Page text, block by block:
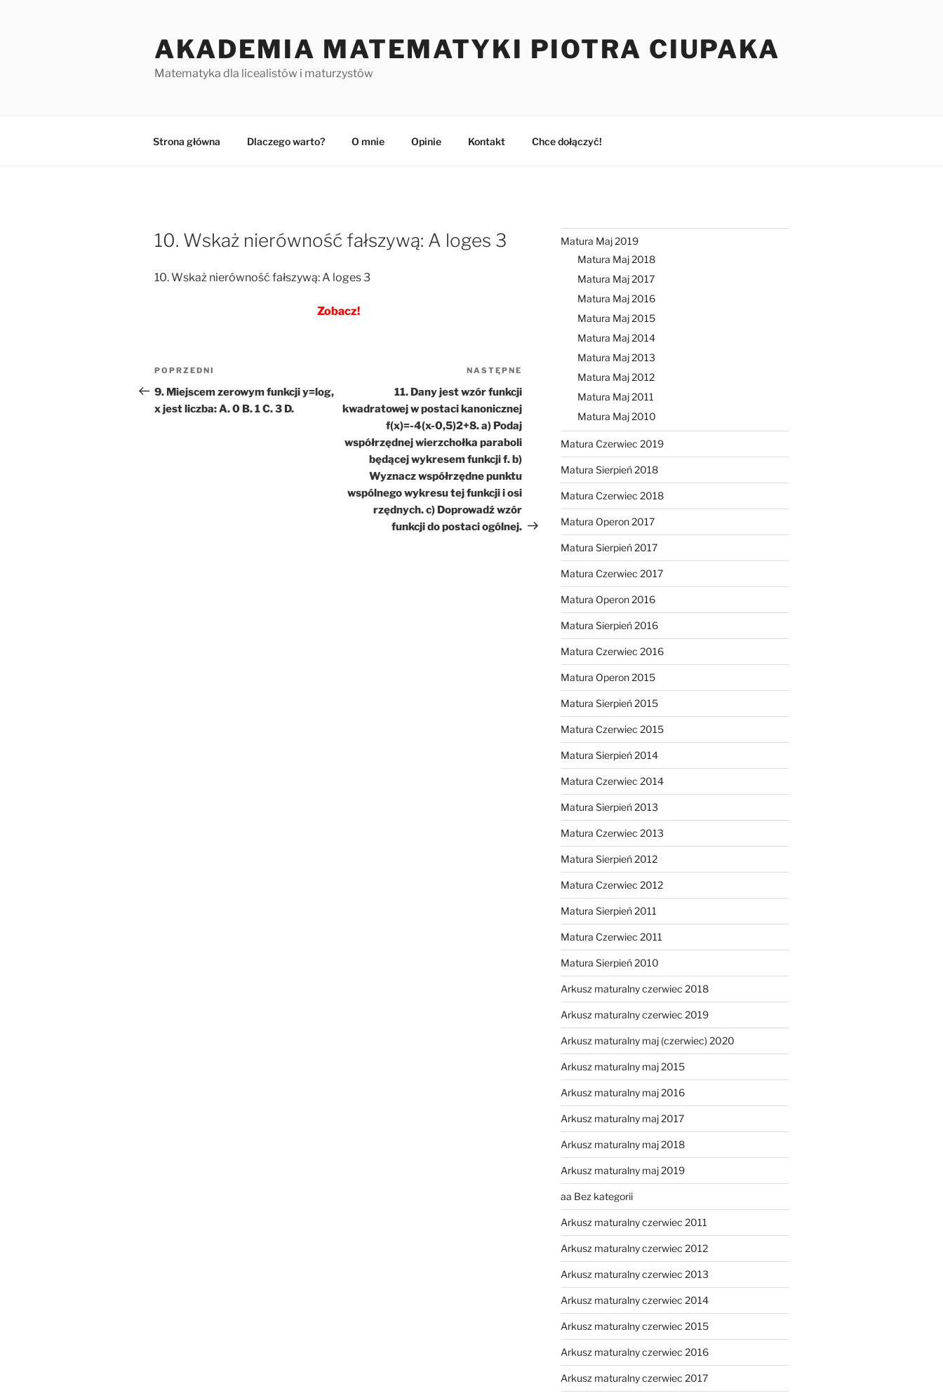
AKADEMIA MATEMATYKI PIOTRA CIUPAKA
Matematyka dla licealistów i maturzystów
Strona główna Dlaczego warto? O mnie Opinie Kontakt Chce dołączyć!
10. Wskaż nierówność fałszywą: A loges 3
10. Wskaż nierówność fałszywą: A loges 3
Zobacz!
Nawigacja
wpisu
Poprzedni
wpis
POPRZEDNI
9. Miejscem zerowym funkcji y=log,
x jest liczba: A. 0 B. 1 C. 3 D.
wpis
NASTĘPNE
11. Dany jest wzór funkcji
kwadratowej w postaci kanonicznej
f(x)=-4(x-0,5)2+8. a) Podaj
współrzędnej wierzchołka paraboli
będącej wykresem funkcji f. b)
Wyznacz współrzędne punktu
wspólnego wykresu tej funkcji i osi
rzędnych. c) Doprowadź wzór
funkcji do postaci ogólnej.
Matura Maj 2019
Matura Maj 2018
Matura Maj 2017
Matura Maj 2016
Matura Maj 2015
Matura Maj 2014
Matura Maj 2013
Matura Maj 2012
Matura Maj 2011
Matura Maj 2010
Matura Czerwiec 2019
Matura Sierpień 2018
Matura Czerwiec 2018
Matura Operon 2017
Matura Sierpień 2017
Matura Czerwiec 2017
Matura Operon 2016
Matura Sierpień 2016
Matura Czerwiec 2016
Matura Operon 2015
Matura Sierpień 2015
Matura Czerwiec 2015
Matura Sierpień 2014
Matura Czerwiec 2014
Matura Sierpień 2013
Matura Czerwiec 2013
Matura Sierpień 2012
Matura Czerwiec 2012
Matura Sierpień 2011
Matura Czerwiec 2011
Matura Sierpień 2010
Arkusz maturalny czerwiec 2018
Arkusz maturalny czerwiec 2019
Arkusz maturalny maj (czerwiec) 2020
Arkusz maturalny maj 2015
Arkusz maturalny maj 2016
Arkusz maturalny maj 2017
Arkusz maturalny maj 2018
Arkusz maturalny maj 2019
aa Bez kategorii
Arkusz maturalny czerwiec 2011
Arkusz maturalny czerwiec 2012
Arkusz maturalny czerwiec 2013
Arkusz maturalny czerwiec 2014
Arkusz maturalny czerwiec 2015
Arkusz maturalny czerwiec 2016
Arkusz maturalny czerwiec 2017